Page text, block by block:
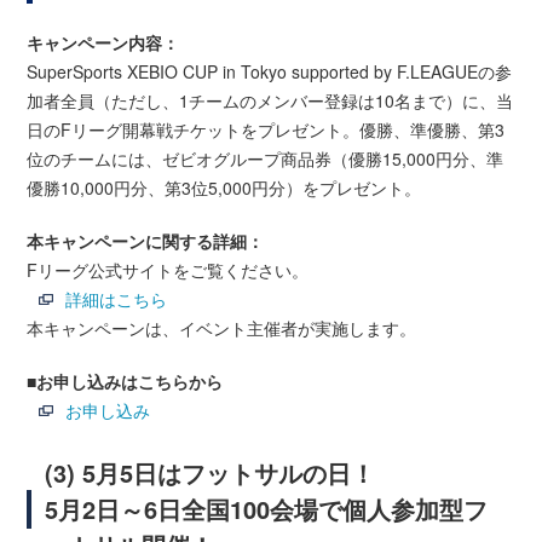
キャンペーン内容：
SuperSports XEBIO CUP in Tokyo supported by F.LEAGUEの参
加者全員（ただし、1チームのメンバー登録は10名まで）に、当
日のFリーグ開幕戦チケットをプレゼント。優勝、準優勝、第3
位のチームには、ゼビオグループ商品券（優勝15,000円分、準
優勝10,000円分、第3位5,000円分）をプレゼント。
本キャンペーンに関する詳細：
Fリーグ公式サイトをご覧ください。
詳細はこちら
本キャンペーンは、イベント主催者が実施します。
■お申し込みはこちらから
お申し込み
(3) 5月5日はフットサルの日！
5月2日～6日全国100会場で個人参加型フ